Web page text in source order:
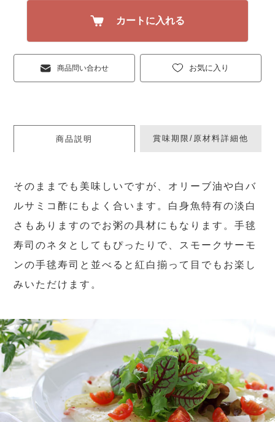
お気に入り
カートに入れる
商品問い合わせ
商品説明 賞味期限/原材料詳細他
そのままでも美味しいですが、オリーブ油や白バ
ルサミコ酢にもよく合います。白身魚特有の淡白
さもありますのでお粥の具材にもなります。手毬
寿司のネタとしてもぴったりで、スモークサーモ
ンの手毬寿司と並べると紅白揃って目でもお楽し
みいただけます。